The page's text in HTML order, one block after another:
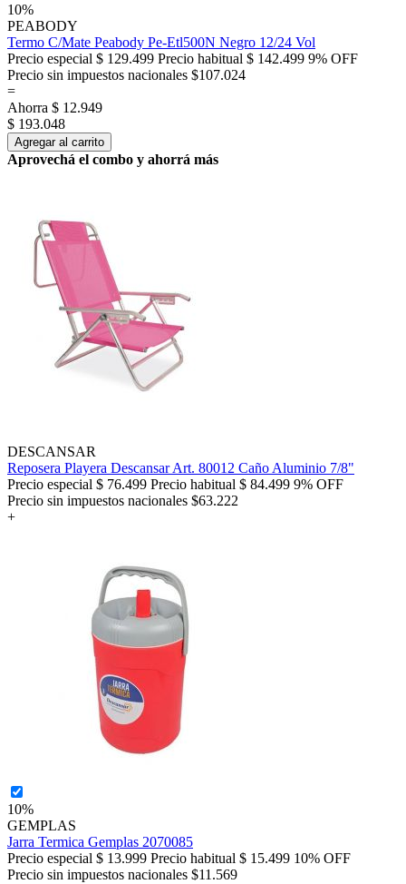
10%
PEABODY
Termo C/Mate Peabody Pe-Etl500N Negro 12/24 Vol
Precio especial $ 129.499 Precio habitual $ 142.499 9% OFF
Precio sin impuestos nacionales $107.024
=
Ahorra $ 12.949
$ 193.048
Agregar al carrito
Aprovechá el combo y ahorrá más
DESCANSAR
Reposera Playera Descansar Art. 80012 Caño Aluminio 7/8"
Precio especial $ 76.499 Precio habitual $ 84.499 9% OFF
Precio sin impuestos nacionales $63.222
+
10%
GEMPLAS
Jarra Termica Gemplas 2070085
Precio especial $ 13.999 Precio habitual $ 15.499 10% OFF
Precio sin impuestos nacionales $11.569